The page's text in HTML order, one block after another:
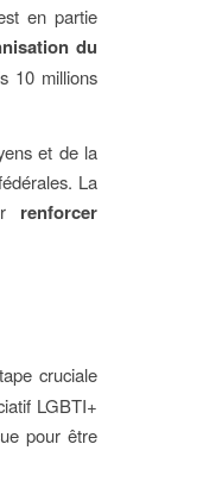
en partie
du
10 millions
et de la
La
renforcer
cruciale
LGBTI+
pour être